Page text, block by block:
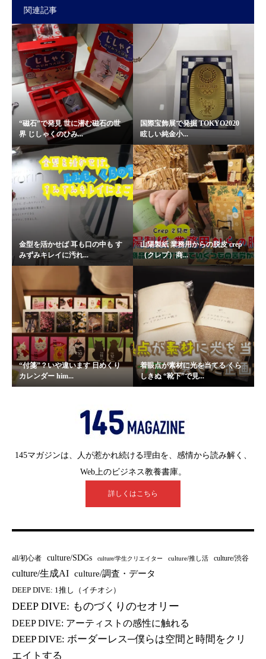
関連記事
“磁石”で発見 世に潜む磁石の世
界 じしゃくのひみ...
国際宝飾展で発掘 TOKYO2020
眩しい純金小...
金型を活かせば 耳も口の中も す
みずみキレイに汚れ...
山陽製紙 業務用からの脱皮 crep
（クレプ）商...
“付箋”？いや違います 日めくり
カレンダー him...
着眼点が素材に光を当てる くら
しきぬ “靴下”で見...
145マガジンは、人が惹かれ続ける理由を、感情から読み解く、
Web上のビジネス教養書庫。
詳しくはこちら
all/初心者 culture/SDGs culture/学生クリエイター culture/推し活 culture/渋谷
culture/生成AI culture/調査・データ
DEEP DIVE: 1推し（イチオシ）
DEEP DIVE: ものづくりのセオリー
DEEP DIVE: アーティストの感性に触れる
DEEP DIVE: ボーダーレス─僕らは空間と時間をクリ
エイトする